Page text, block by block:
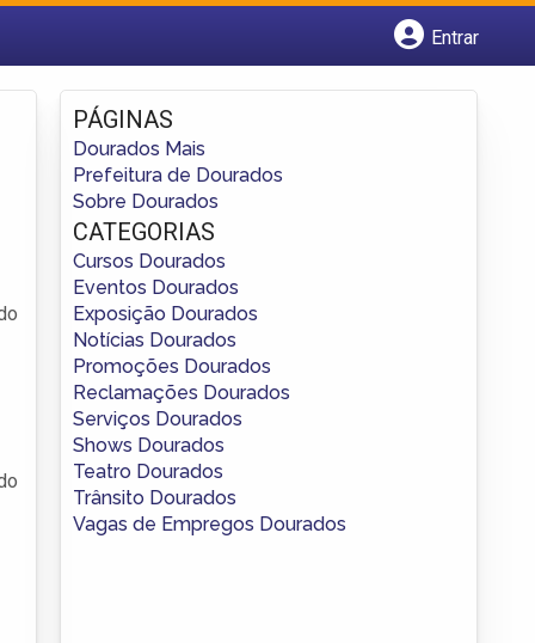
Entrar
Fazer login
Criar conta
PÁGINAS
Dourados Mais
Prefeitura de Dourados
Sobre Dourados
CATEGORIAS
Cursos Dourados
Eventos Dourados
Exposição Dourados
Notícias Dourados
Promoções Dourados
Reclamações Dourados
Serviços Dourados
Shows Dourados
Teatro Dourados
Trânsito Dourados
Vagas de Empregos Dourados